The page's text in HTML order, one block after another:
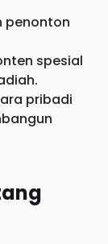
penonton
spesial
pribadi